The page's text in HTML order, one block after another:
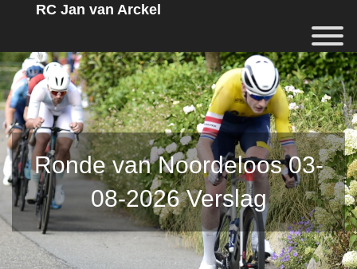
RC Jan van Arckel
Ronde van Noordeloos 03-
08-2026 Verslag